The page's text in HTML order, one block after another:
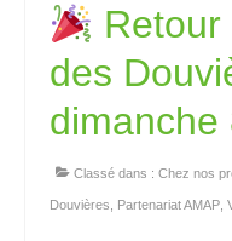
des
dimanche
Classé dans : Chez nos
Douvières Partenariat AMAP